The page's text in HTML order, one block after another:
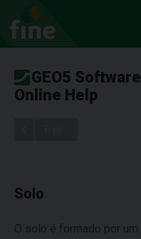
GEO5 Software
Online Help
Solo
O solo é formado por um